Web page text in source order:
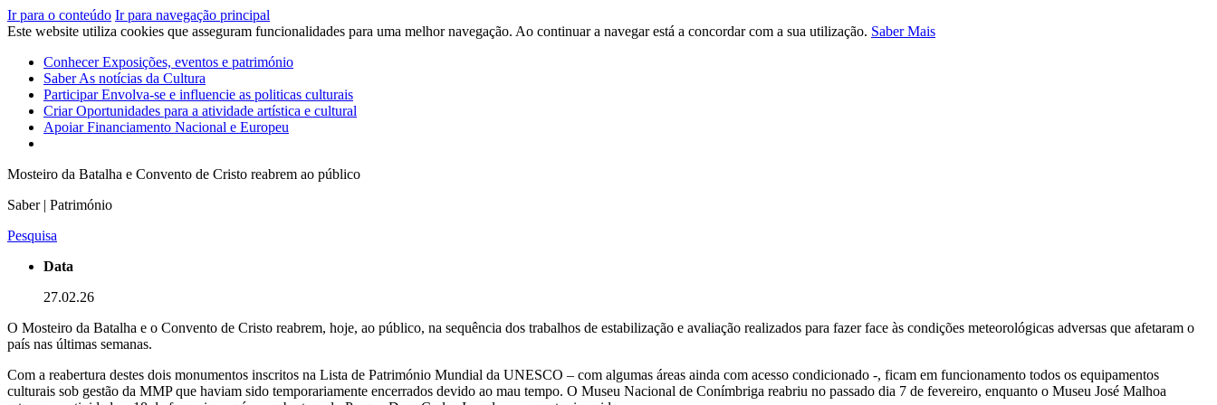
Ir para o conteúdo Ir para navegação principal
Este website utiliza cookies que asseguram funcionalidades para uma melhor navegação. Ao continuar a navegar está a concordar com a sua utilização. Saber Mais
ConhecerExposições, eventos e património
SaberAs notícias da Cultura
ParticiparEnvolva-se e influencie as politicas culturais
CriarOportunidades para a atividade artística e cultural
ApoiarFinanciamento Nacional e Europeu
Mosteiro da Batalha e Convento de Cristo reabrem ao público
Saber | Património
Pesquisa
Data
27.02.26
O Mosteiro da Batalha e o Convento de Cristo reabrem, hoje, ao público, na sequência dos trabalhos de estabilização e avaliação realizados para fazer face às condições meteorológicas adversas que afetaram o
país nas últimas semanas.
Com a reabertura destes dois monumentos inscritos na Lista de Património Mundial da UNESCO – com algumas áreas ainda com acesso condicionado -, ficam em funcionamento todos os equipamentos
culturais sob gestão da MMP que haviam sido temporariamente encerrados devido ao mau tempo. O Museu Nacional de Conímbriga reabriu no passado dia 7 de fevereiro, enquanto o Museu José Malhoa